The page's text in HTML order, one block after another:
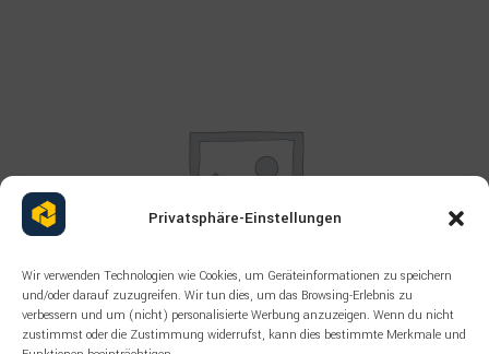
Privatsphäre-Einstellungen
Wir verwenden Technologien wie Cookies, um Geräteinformationen zu speichern
und/oder darauf zuzugreifen. Wir tun dies, um das Browsing-Erlebnis zu
verbessern und um (nicht) personalisierte Werbung anzuzeigen. Wenn du nicht
zustimmst oder die Zustimmung widerrufst, kann dies bestimmte Merkmale und